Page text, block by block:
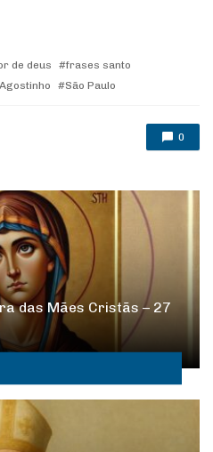
de deus
frases santo
São Paulo
0
das Mães Cristãs – 27